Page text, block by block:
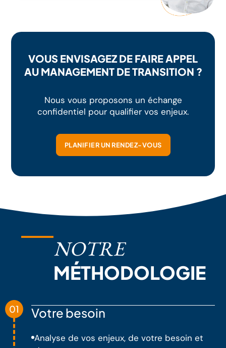
VOUS ENVISAGEZ DE FAIRE APPEL
AU MANAGEMENT DE TRANSITION ?
Nous vous proposons un échange
confidentiel pour qualifier vos enjeux.
PLANIFIER UN RENDEZ-VOUS
NOTRE
MÉTHODOLOGIE
01 Votre besoin
Analyse de vos enjeux, de votre besoin et